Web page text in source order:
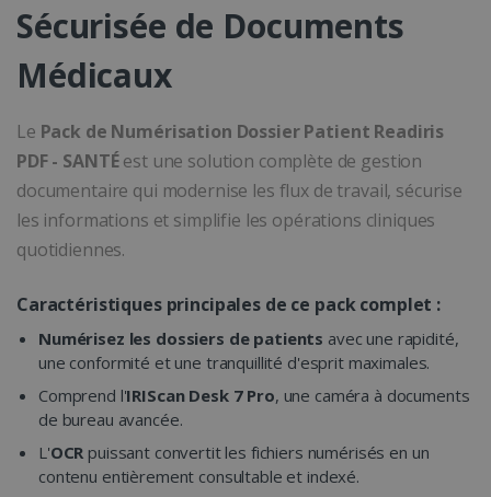
Sécurisée de Documents
Médicaux
Le Pack de Numérisation Dossier Patient Readiris
PDF - SANTÉest une solution complète de gestion
documentaire qui modernise les flux de travail, sécurise
les informations et simplifie les opérations cliniques
quotidiennes.
Caractéristiques principales de ce pack complet :
Numérisez les dossiers de patients avec une rapidité,
une conformité et une tranquillité d'esprit maximales.
Comprend l'IRIScan Desk 7 Pro, une caméra à documents
de bureau avancée.
L'OCR puissant convertit les fichiers numérisés en un
contenu entièrement consultable et indexé.